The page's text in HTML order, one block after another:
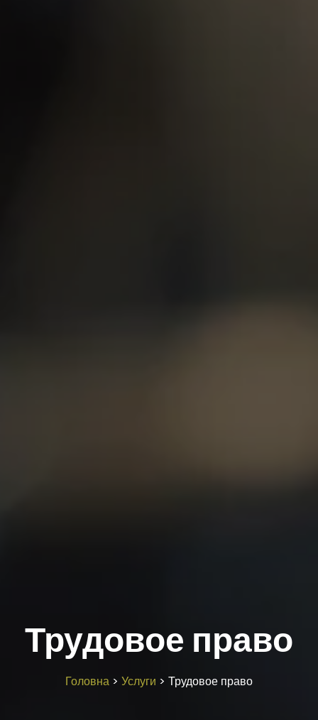
Трудовое право
Головна > Услуги > Трудовое право